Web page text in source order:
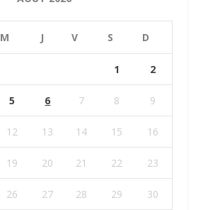
M J V S D
1 2
5 6 7 8 9
12 13 14 15 16
19 20 21 22 23
26 27 28 29 30